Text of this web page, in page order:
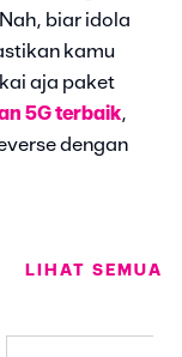
biar idola
kamu
aja paket
5G terbaik,
dengan
LIHAT SEMUA